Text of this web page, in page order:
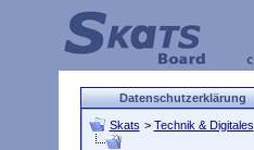
Datenschutzerklärung
Skats > Technik & Digitales